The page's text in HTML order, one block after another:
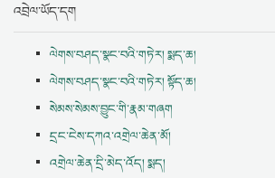
འབྲེལ་ཡོད་དག
ལེགས་བཤད་སྣང་བའི་གཏེར། སྨད་ཆ།
ལེགས་བཤད་སྣང་བའི་གཏེར། སྟོད་ཆ།
སེམས་སེམས་བྱུང་གི་རྣམ་གཞག
དྲང་ངེས་དཀའ་འགྲེལ་ཆེན་མོ།
འགྲེལ་ཆེན་དྲི་མེད་འོད། སྨད།